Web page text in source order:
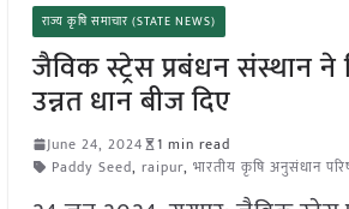
राज्य कृषि समाचार (STATE NEWS)
जैविक स्ट्रेस प्रबंधन संस्थान ने
उन्नत धान बीज दिए
June 24, 2024
1 min read
Paddy Seed, raipur, भारतीय कृषि अनुसंधान